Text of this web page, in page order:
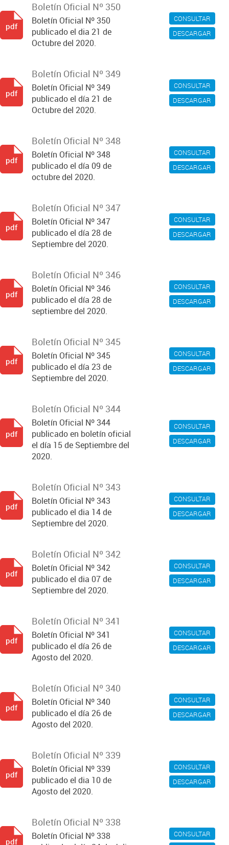
CONSULTAR
DESCARGAR
Boletín Oficial Nº 350
Boletín Oficial Nº 350
publicado el dia 21 de
Octubre del 2020.
pdf
CONSULTAR
DESCARGAR
Boletín Oficial Nº 349
Boletín Oficial Nº 349
publicado el día 21 de
Octubre del 2020.
pdf
CONSULTAR
DESCARGAR
Boletín Oficial Nº 348
Boletín Oficial Nº 348
publicado el día 09 de
octubre del 2020.
pdf
CONSULTAR
DESCARGAR
Boletín Oficial Nº 347
Boletín Oficial Nº 347
publicado el día 28 de
Septiembre del 2020.
pdf
CONSULTAR
DESCARGAR
Boletín Oficial Nº 346
Boletín Oficial Nº 346
publicado el día 28 de
septiembre del 2020.
pdf
CONSULTAR
DESCARGAR
Boletín Oficial Nº 345
Boletín Oficial Nº 345
publicado el día 23 de
Septiembre del 2020.
pdf
CONSULTAR
DESCARGAR
Boletín Oficial Nº 344
Boletín Oficial Nº 344
publicado en boletín oficial
el día 15 de Septiembre del
2020.
pdf
CONSULTAR
DESCARGAR
Boletín Oficial Nº 343
Boletín Oficial Nº 343
publicado el dia 14 de
Septiembre del 2020.
pdf
CONSULTAR
DESCARGAR
Boletín Oficial Nº 342
Boletín Oficial Nº 342
publicado el dia 07 de
Septiembre del 2020.
pdf
CONSULTAR
DESCARGAR
Boletín Oficial Nº 341
Boletín Oficial Nº 341
publicado el día 26 de
Agosto del 2020.
pdf
CONSULTAR
DESCARGAR
Boletín Oficial Nº 340
Boletín Oficial Nº 340
publicado el día 26 de
Agosto del 2020.
pdf
CONSULTAR
DESCARGAR
Boletín Oficial Nº 339
Boletín Oficial Nº 339
publicado el dia 10 de
Agosto del 2020.
pdf
CONSULTAR
Boletín Oficial Nº 338
Boletín Oficial Nº 338
pdf